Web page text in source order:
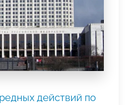
действий по